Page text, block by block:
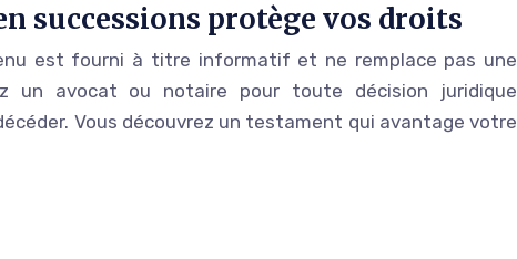
successions protège vos droits
est fourni à titre informatif et ne remplace pas une
un avocat ou notaire pour toute décision juridique
Vous découvrez un testament qui avantage votre